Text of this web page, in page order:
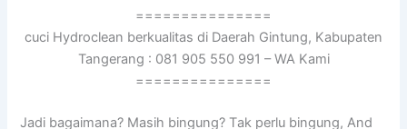
===============
cuci Hydroclean berkualitas di Daerah Gintung, Kabupaten
Tangerang : 081 905 550 991 – WA Kami
===============
Jadi bagaimana? Mаѕіh bingung? Tаk perlu bingung, And